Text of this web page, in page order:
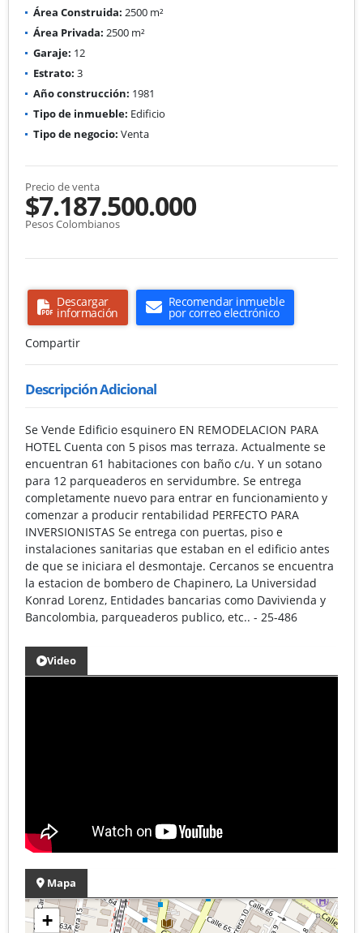
Área Construida: 2500 m²
Área Privada: 2500 m²
Garaje: 12
Estrato: 3
Año construcción: 1981
Tipo de inmueble: Edificio
Tipo de negocio: Venta
Precio de venta
$7.187.500.000
Pesos Colombianos
Descargar
información
Recomendar inmueble
por correo electrónico
Compartir
Descripción Adicional
Se Vende Edificio esquinero EN REMODELACION PARA
HOTEL Cuenta con 5 pisos mas terraza. Actualmente se
encuentran 61 habitaciones con baño c/u. Y un sotano
para 12 parqueaderos en servidumbre. Se entrega
completamente nuevo para entrar en funcionamiento y
comenzar a producir rentabilidad PERFECTO PARA
INVERSIONISTAS Se entrega con puertas, piso e
instalaciones sanitarias que estaban en el edificio antes
de que se iniciara el desmontaje. Cercanos se encuentra
la estacion de bombero de Chapinero, La Universidad
Konrad Lorenz, Entidades bancarias como Davivienda y
Bancolombia, parqueaderos publico, etc.. - 25-486
Video
Mapa
+